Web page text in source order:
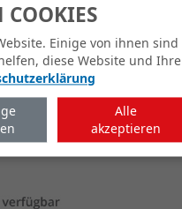
COOKIES
Einige von ihnen sind
diese Website und Ihre
Alle
akzeptieren